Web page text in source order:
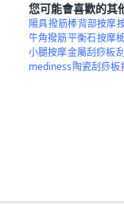
您可能會喜歡的其
陽具撥筋棒背部按摩
牛角撥筋平衡石按摩槌
小腿按摩金屬刮痧板
mediness陶瓷刮痧板